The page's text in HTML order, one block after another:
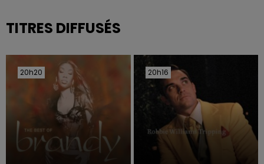
TITRES DIFFUSÉS
20h20
20h20 20h16
20h16